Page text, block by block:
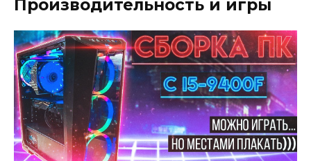
Производительность и игры